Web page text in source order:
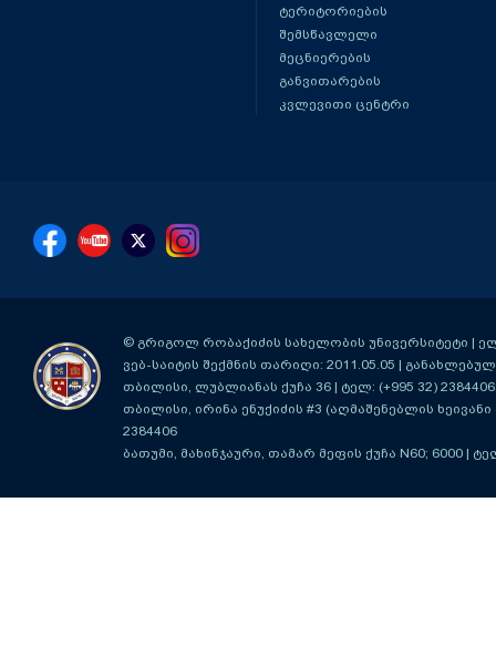
ტერიტორიების
შემსწავლელი
მეცნიერების
განვითარების
კვლევითი ცენტრი
© გრიგოლ რობაქიძის სახელობის უნივერსიტეტი |
ვებ-საიტის შექმნის თარიღი: 2011.05.05 |
თბილისი, ლუბლიანას ქუჩა 36 | ტელ: (+995 32)
თბილისი, ირინა ენუქიძის #3 (აღმაშენებლის ხეივანი
2384406
ბათუმი, მახინჯაური, თამარ მეფის ქუჩა N60; 6000 |